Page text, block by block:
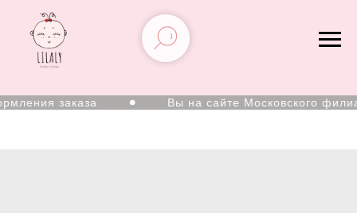
заказа Вы на сайте Московского